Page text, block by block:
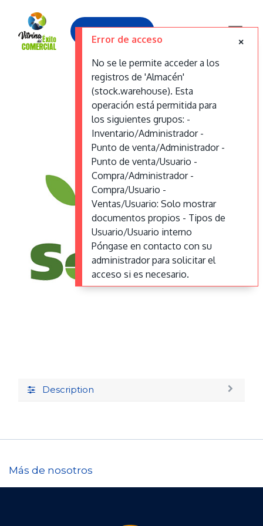
Contáctanos
SemiYa
Description
Más de nosotros
Error de acceso
No se le permite acceder a los
registros de 'Almacén'
(stock.warehouse). Esta
operación está permitida para
los siguientes grupos: -
Inventario/Administrador -
Punto de venta/Administrador -
Punto de venta/Usuario -
Compra/Administrador -
Compra/Usuario -
Ventas/Usuario: Solo mostrar
documentos propios - Tipos de
Usuario/Usuario interno
Póngase en contacto con su
administrador para solicitar el
acceso si es necesario.